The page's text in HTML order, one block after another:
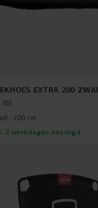
EXTRA 200
(6)
- 200 cm
2 werkdagen bezorgd